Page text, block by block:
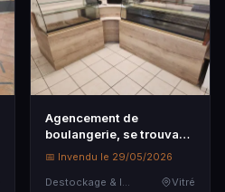
Agencement de
boulangerie, se trouvant
à FEINS : - Vitrine s…
📅 Invendu le 29/05/2026
Vitré